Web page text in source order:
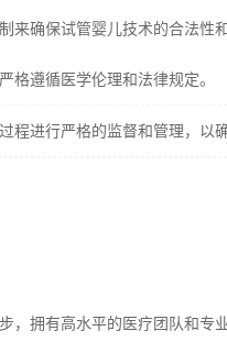
来确保试管婴儿技术的合法
格遵循医学伦理和法律规定。
程进行严格的监督和管理，以
，拥有高水平的医疗团队和专